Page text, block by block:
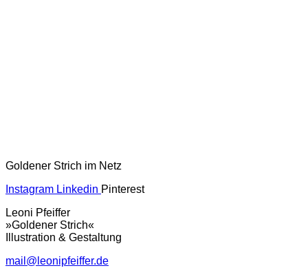
Goldener Strich im Netz
Instagram Linkedin Pinterest
Leoni Pfeiffer
»Goldener Strich«
Illustration & Gestaltung
mail@leonipfeiffer.de